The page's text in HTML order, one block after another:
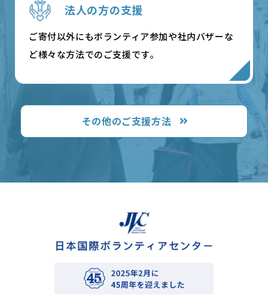
法人の方の支援
ご寄付以外にもボランティア参加や社内バザーな
ど様々な方法でのご支援です。
その他のご支援方法